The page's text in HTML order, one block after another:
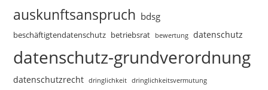
auskunftsanspruch bdsg
beschäftigtendatenschutz betriebsrat bewertung datenschutz
datenschutz-grundverordnung
datenschutzrecht dringlichkeit dringlichkeitsvermutung